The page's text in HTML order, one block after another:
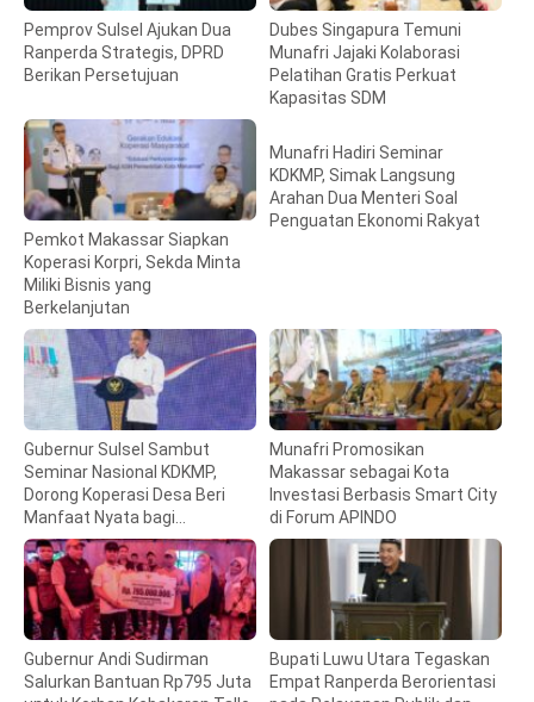
Pemprov Sulsel Ajukan Dua
Ranperda Strategis, DPRD
Berikan Persetujuan
Dubes Singapura Temuni
Munafri Jajaki Kolaborasi
Pelatihan Gratis Perkuat
Kapasitas SDM
Pemkot Makassar Siapkan
Koperasi Korpri, Sekda Minta
Miliki Bisnis yang
Berkelanjutan
Munafri Hadiri Seminar
KDKMP, Simak Langsung
Arahan Dua Menteri Soal
Penguatan Ekonomi Rakyat
Gubernur Sulsel Sambut
Seminar Nasional KDKMP,
Dorong Koperasi Desa Beri
Manfaat Nyata bagi
Masyarakat
Munafri Promosikan
Makassar sebagai Kota
Investasi Berbasis Smart City
di Forum APINDO
Gubernur Andi Sudirman
Salurkan Bantuan Rp795 Juta
Bupati Luwu Utara Tegaskan
Empat Ranperda Berorientasi